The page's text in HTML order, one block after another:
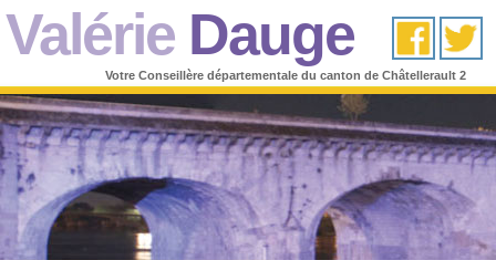
Valérie Dauge
Votre Conseillère départementale du canton de Châtellerault 2